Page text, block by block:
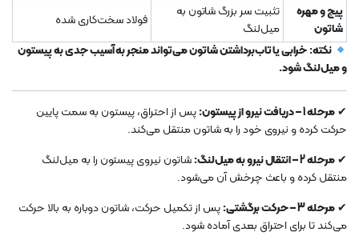
پیچ و مهره
شاتون
تثبیت سر بزرگ شاتون به
میل‌لنگ
فولاد سخت‌کاری شده
نکته:خرابی یا تاب‌برداشتن شاتون می‌تواند منجر به آسیب جدی به پیستون
و میل‌لنگ شود.
✔مرحله 1 – دریافت نیرو از پیستون:
پس از احتراق، پیستون به سمت پایین
حرکت کرده و نیروی خود را به شاتون منتقل می‌کند.
✔مرحله 2 – انتقال نیرو به میل‌لنگ:
شاتون نیروی پیستون را به میل‌لنگ
منتقل کرده و باعث چرخش آن می‌شود.
✔مرحله 3 – حرکت برگشتی:
پس از تکمیل حرکت، شاتون دوباره به بالا حرکت
می‌کند تا برای احتراق بعدی آماده شود.